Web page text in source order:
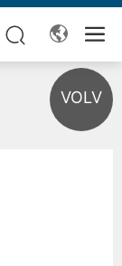
VOLV